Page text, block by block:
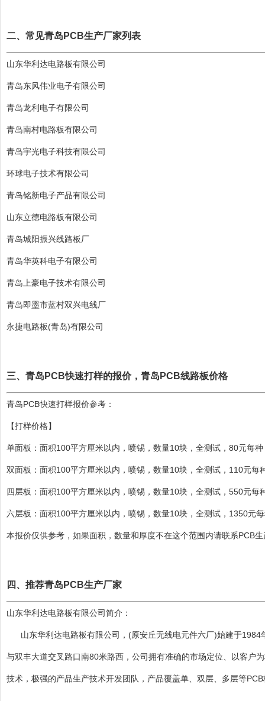
二、常见青岛PCB生产厂家列表
山东华利达电路板有限公司
青岛东风伟业电子有限公司
青岛龙利电子有限公司
青岛南村电路板有限公司
青岛宇光电子科技有限公司
环球电子技术有限公司
青岛铭新电子产品有限公司
山东立德电路板有限公司
青岛城阳振兴线路板厂
青岛华英科电子有限公司
青岛上豪电子技术有限公司
青岛即墨市蓝村双兴电线厂
永捷电路板(青岛)有限公司
三、青岛PCB快速打样的报价，青岛PCB线路板价格
青岛PCB快速打样报价参考：
【打样价格】
单面板：面积100平方厘米以内，喷锡，数量10块，全测试，80元每种
双面板：面积100平方厘米以内，喷锡，数量10块，全测试，110元每
四层板：面积100平方厘米以内，喷锡，数量10块，全测试，550元每
六层板：面积100平方厘米以内，喷锡，数量10块，全测试，1350元
本报价仅供参考，如果面积，数量和厚度不在这个范围内请联系PCB
四、推荐青岛PCB生产厂家
山东华利达电路板有限公司简介：
山东华利达电路板有限公司，(原安丘无线电元件六厂)始建于
与双丰大道交叉路口南80米路西，公司拥有准确的市场定位、以客户
技术，极强的产品生产技术开发团队，产品覆盖单、双层、多层等